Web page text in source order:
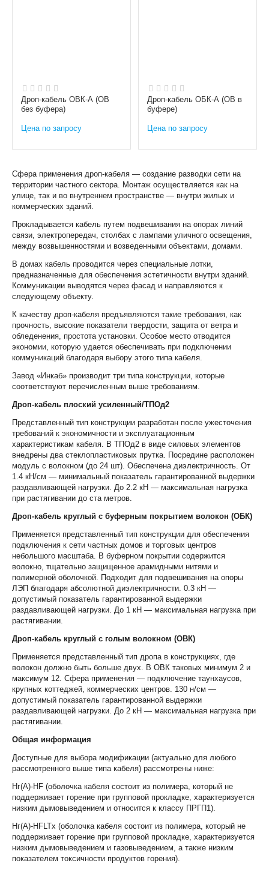
Сфера применения дроп-кабеля — создание разводки сети на
территории частного сектора. Монтаж осуществляется как на
улице, так и во внутреннем пространстве — внутри жилых и
коммерческих зданий.
Прокладывается кабель путем подвешивания на опорах линий
связи, электропередач, столбах с лампами уличного освещения,
между возвышенностями и возведенными объектами, домами.
В домах кабель проводится через специальные лотки,
предназначенные для обеспечения эстетичности внутри зданий.
Коммуникации выводятся через фасад и направляются к
следующему объекту.
К качеству дроп-кабеля предъявляются такие требования, как
прочность, высокие показатели твердости, защита от ветра и
обледенения, простота установки. Особое место отводится
экономии, которую удается обеспечивать при подключении
коммуникаций благодаря выбору этого типа кабеля.
Завод «Инкаб» производит три типа конструкции, которые
соответствуют перечисленным выше требованиям.
Дроп-кабель плоский усиленный/ТПОд2
Представленный тип конструкции разработан после ужесточения
требований к экономичности и эксплуатационным
характеристикам кабеля. В ТПОд2 в виде силовых элементов
внедрены два стеклопластиковых прутка. Посредине расположен
модуль с волокном (до 24 шт). Обеспечена диэлектричность. От
1.4 кН/см — минимальный показатель гарантированной выдержки
раздавливающей нагрузки. До 2.2 кН — максимальная нагрузка
при растягивании до ста метров.
Дроп-кабель круглый с буферным покрытием волокон (ОБК)
Применяется представленный тип конструкции для обеспечения
подключения к сети частных домов и торговых центров
небольшого масштаба. В буферном покрытии содержится
волокно, тщательно защищенное арамидными нитями и
полимерной оболочкой. Подходит для подвешивания на опоры
ЛЭП благодаря абсолютной диэлектричности. 0.3 кН —
допустимый показатель гарантированной выдержки
раздавливающей нагрузки. До 1 кН — максимальная нагрузка при
растягивании.
Дроп-кабель круглый с голым волокном (ОВК)
Применяется представленный тип дропа в конструкциях, где
волокон должно быть больше двух. В ОВК таковых минимум 2 и
максимум 12. Сфера применения — подключение таунхаусов,
крупных коттеджей, коммерческих центров. 130 н/см —
допустимый показатель гарантированной выдержки
раздавливающей нагрузки. До 2 кН — максимальная нагрузка при
растягивании.
Общая информация
Доступные для выбора модификации (актуально для любого
рассмотренного выше типа кабеля) рассмотрены ниже:
Нг(А)-HF (оболочка кабеля состоит из полимера, который не
поддерживает горение при групповой прокладке, характеризуется
низким дымовыведением и относится к классу ПРГП1).
Нг(А)-HFLTx (оболочка кабеля состоит из полимера, который не
поддерживает горение при групповой прокладке, характеризуется
низким дымовыведением и газовыведением, а также низким
показателем токсичности продуктов горения).
Дроп-кабель ОВК-А (ОВ
без буфера)
Цена по запросу
Дроп-кабель ОБК-А (ОВ в
буфере)
Цена по запросу